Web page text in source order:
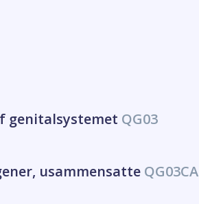
genitalsystemet QG03
usammensatte QG03CA